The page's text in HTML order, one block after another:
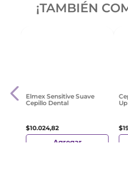
¡TAMBIÉN
Elmex Sensitive Suave
Cepillo Dental